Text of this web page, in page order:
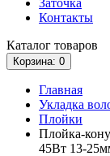
Контакты
Каталог товаров
Корзина: 0
Главная
Укладка
Плойки
Плойка-
45Вт 13-